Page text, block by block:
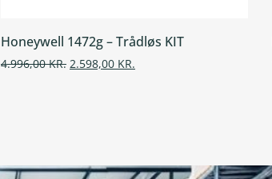
Honeywell 1472g – Trådløs KIT
4.996,00KR. 2.598,00 KR.